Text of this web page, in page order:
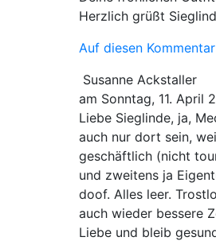
Herzlich grüßt
Auf diesen
Susanne Ackstaller
am Sonntag, 11. April
Liebe Sieglinde, ja,
auch nur dort sein,
geschäftlich (nicht
und zweitens ja
doof. Alles leer.
auch wieder bessere
Liebe und bleib